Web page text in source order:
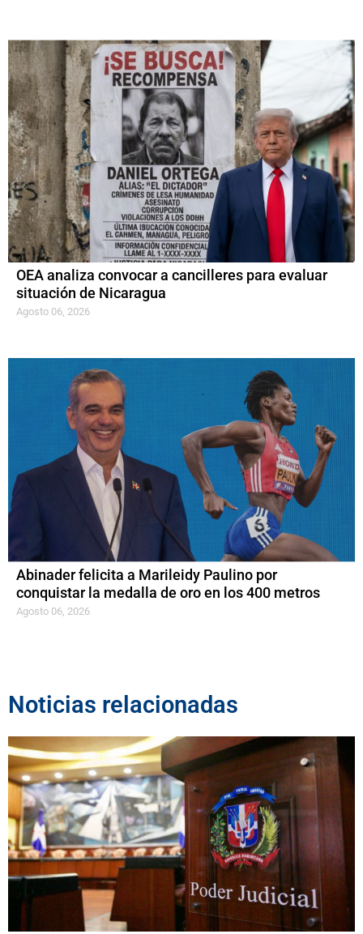
OEA analiza convocar a cancilleres para evaluar
situación de Nicaragua
Agosto 06, 2026
Abinader felicita a Marileidy Paulino por
conquistar la medalla de oro en los 400 metros
Agosto 06, 2026
Noticias relacionadas